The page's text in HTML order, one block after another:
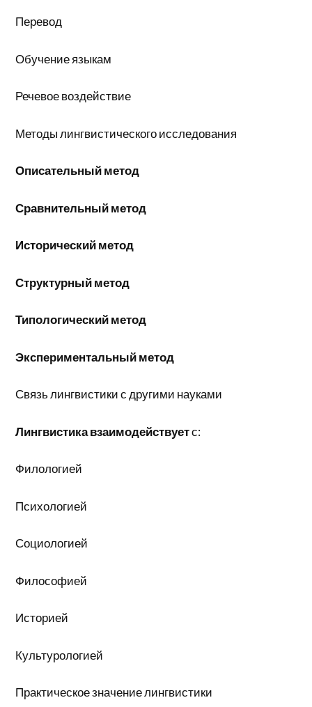
Перевод
Обучение языкам
Речевое воздействие
Методы лингвистического исследования
Описательный метод
Сравнительный метод
Исторический метод
Структурный метод
Типологический метод
Экспериментальный метод
Связь лингвистики с другими науками
Лингвистика взаимодействуетс:
Филологией
Психологией
Социологией
Философией
Историей
Культурологией
Практическое значение лингвистики